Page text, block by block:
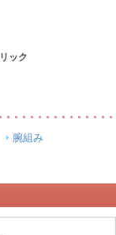
ック
腕組み